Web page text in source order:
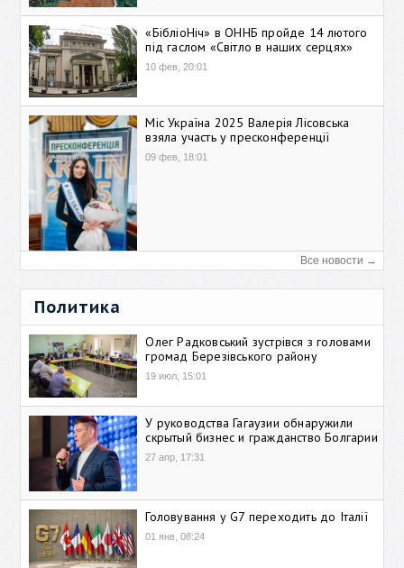
«БібліоНіч» в ОННБ пройде 14 лютого
під гаслом «Світло в наших серцях»
10 фев, 20:01
Міс Україна 2025 Валерія Лісовська
взяла участь у пресконференції
09 фев, 18:01
Все новости →
Политика
Олег Радковський зустрівся з головами
громад Березівського району
19 июл, 15:01
У руководства Гагаузии обнаружили
скрытый бизнес и гражданство Болгарии
27 апр, 17:31
Головування у G7 переходить до Італії
01 янв, 08:24